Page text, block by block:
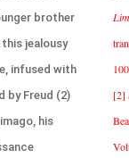
brother
jealousy
infused with
by Freud (2)
his
[2]